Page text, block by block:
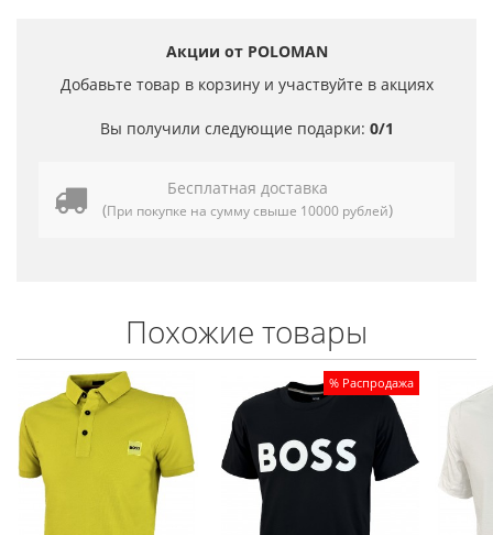
Акции от POLOMAN
Добавьте товар в корзину и участвуйте в акциях
Вы получили следующие подарки: 0/1
Бесплатная доставка
(При покупке на сумму свыше 10000 рублей)
Похожие товары
% Распродажа